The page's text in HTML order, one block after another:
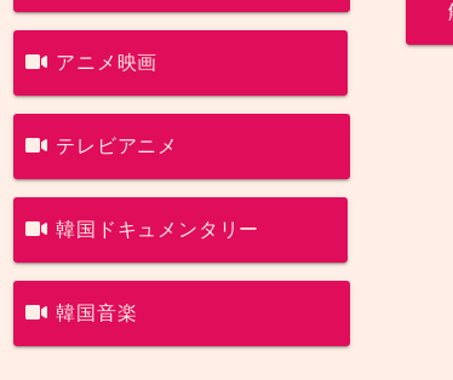
アニメ映画
テレビアニメ
韓国ドキュメンタリー
韓国音楽